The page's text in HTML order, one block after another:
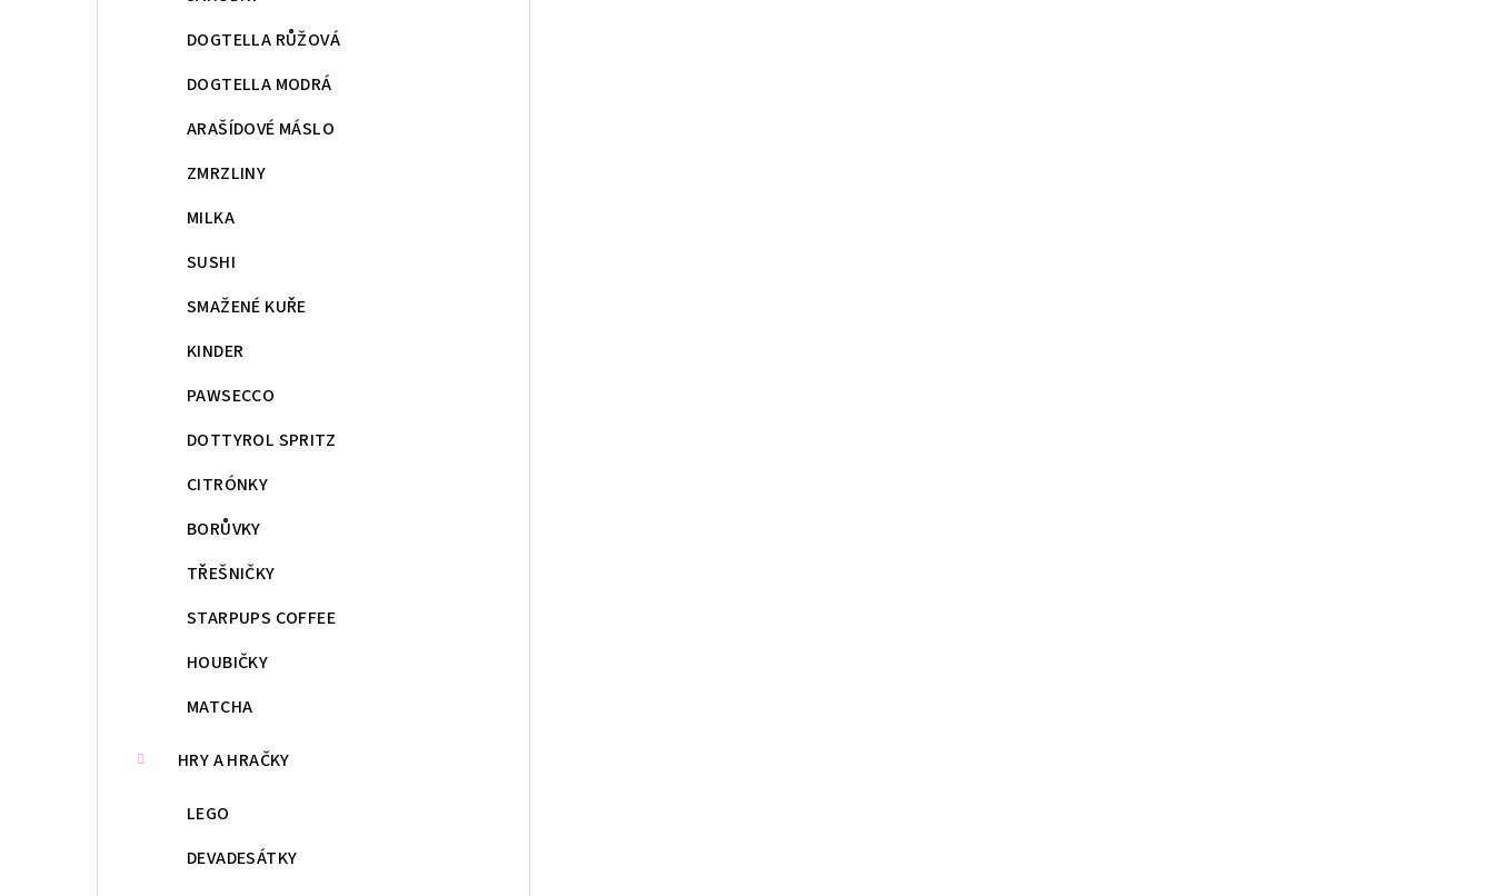
DOGTELLA RŮŽOVÁ
DOGTELLA MODRÁ
ARAŠÍDOVÉ MÁSLO
ZMRZLINY
MILKA
SUSHI
SMAŽENÉ KUŘE
KINDER
PAWSECCO
DOTTYROL SPRITZ
CITRÓNKY
BORŮVKY
TŘEŠNIČKY
STARPUPS COFFEE
HOUBIČKY
MATCHA
HRY A HRAČKY
LEGO
DEVADESÁTKY